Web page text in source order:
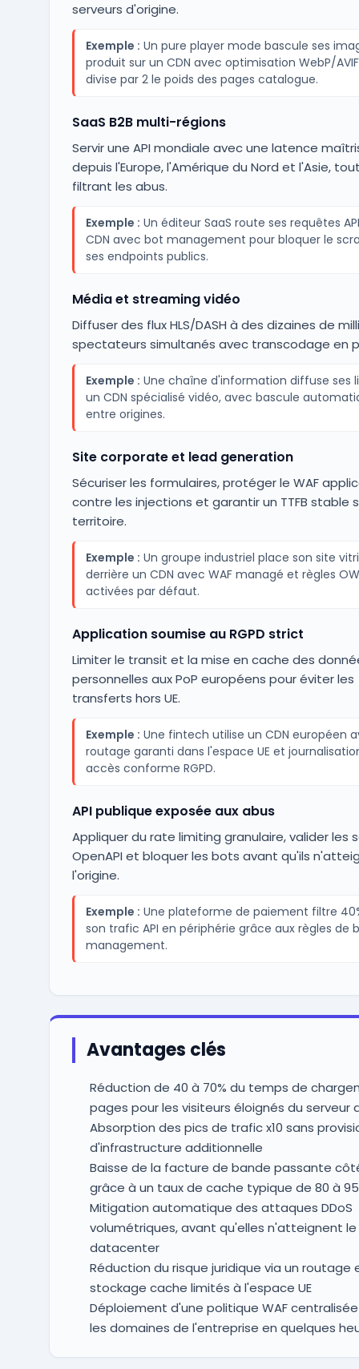
serveurs d'origine.
Exemple : Un pure player mode bascule ses
produit sur un CDN avec optimisation WebP/
divise par 2 le poids des pages catalogue.
SaaS B2B multi-régions
Servir une API mondiale avec une latence
depuis l'Europe, l'Amérique du Nord et l'Asie,
filtrant les abus.
Exemple : Un éditeur SaaS route ses requêtes
CDN avec bot management pour bloquer le
ses endpoints publics.
Média et streaming vidéo
Diffuser des flux HLS/DASH à des dizaines de
spectateurs simultanés avec transcodage en
Exemple : Une chaîne d'information diffuse ses
un CDN spécialisé vidéo, avec bascule
entre origines.
Site corporate et lead generation
Sécuriser les formulaires, protéger le WAF
contre les injections et garantir un TTFB stable
territoire.
Exemple : Un groupe industriel place son site
derrière un CDN avec WAF managé et règles
activées par défaut.
Application soumise au RGPD strict
Limiter le transit et la mise en cache des
personnelles aux PoP européens pour éviter les
transferts hors UE.
Exemple : Une fintech utilise un CDN européen
routage garanti dans l'espace UE et
accès conforme RGPD.
API publique exposée aux abus
Appliquer du rate limiting granulaire, valider les
OpenAPI et bloquer les bots avant qu'ils
l'origine.
Exemple : Une plateforme de paiement filtre
son trafic API en périphérie grâce aux règles de
management.
Avantages clés
Réduction de 40 à 70% du temps de
pages pour les visiteurs éloignés du serveur
Absorption des pics de trafic x10 sans
d'infrastructure additionnelle
Baisse de la facture de bande passante
grâce à un taux de cache typique de 80 à
Mitigation automatique des attaques DDoS
volumétriques, avant qu'elles n'atteignent le
datacenter
Réduction du risque juridique via un routage
stockage cache limités à l'espace UE
Déploiement d'une politique WAF
les domaines de l'entreprise en quelques